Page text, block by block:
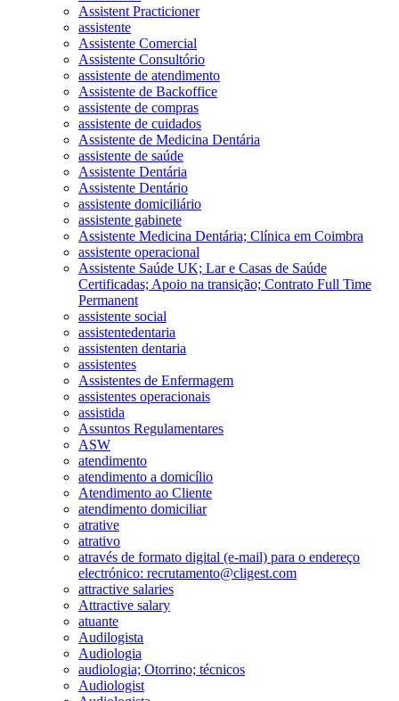
Assistent Practicioner
assistente
Assistente Comercial
Assistente Consultório
assistente de atendimento
Assistente de Backoffice
assistente de compras
assistente de cuidados
Assistente de Medicina Dentária
assistente de saúde
Assistente Dentária
Assistente Dentário
assistente domiciliário
assistente gabinete
Assistente Medicina Dentária; Clínica em Coimbra
assistente operacional
Assistente Saúde UK; Lar e Casas de Saúde
Certificadas; Apoio na transição; Contrato Full Time
Permanent
assistente social
assistentedentaria
assistenten dentaria
assistentes
Assistentes de Enfermagem
assistentes operacionais
assistida
Assuntos Regulamentares
ASW
atendimento
atendimento a domicílio
Atendimento ao Cliente
atendimento domiciliar
atrative
atrativo
através de formato digital (e-mail) para o endereço
electrónico: recrutamento@cligest.com
attractive salaries
Attractive salary
atuante
Audilogista
Audiologia
audiologia; Otorrino; técnicos
Audiologist